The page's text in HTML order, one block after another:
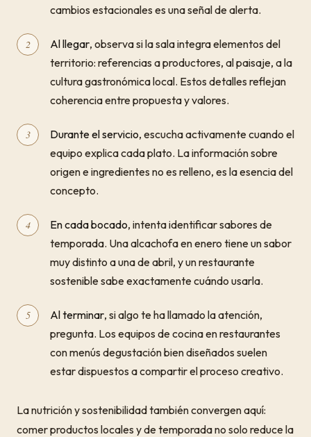
cambios estacionales es una señal de alerta.
Al llegar, observa si la sala integra elementos del
territorio: referencias a productores, al paisaje, a la
cultura gastronómica local. Estos detalles reflejan
coherencia entre propuesta y valores.
Durante el servicio, escucha activamente cuando el
equipo explica cada plato. La información sobre
origen e ingredientes no es relleno, es la esencia del
concepto.
En cada bocado, intenta identificar sabores de
temporada. Una alcachofa en enero tiene un sabor
muy distinto a una de abril, y un restaurante
sostenible sabe exactamente cuándo usarla.
Al terminar, si algo te ha llamado la atención,
pregunta. Los equipos de cocina en restaurantes
con menús degustación bien diseñados suelen
estar dispuestos a compartir el proceso creativo.
La nutrición y sostenibilidad también convergen aquí:
comer productos locales y de temporada no solo reduce la